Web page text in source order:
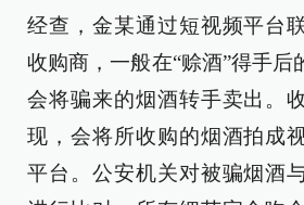
经查，金某通过短视频平台
收购商，一般在“赊酒”得手后
会将骗来的烟酒转手卖出。
现，会将所收购的烟酒拍成
平台。公安机关对被骗烟酒